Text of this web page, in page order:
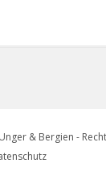
& Bergien -